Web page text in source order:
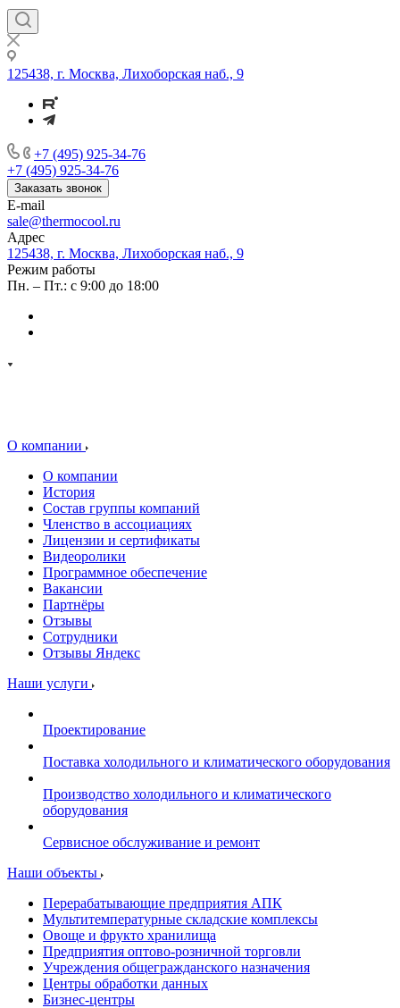
125438, г. Москва, Лихоборская наб., 9
+7 (495) 925-34-76
+7 (495) 925-34-76
Заказать звонок
E-mail
sale@thermocool.ru
Адрес
125438, г. Москва, Лихоборская наб., 9
Режим работы
Пн. – Пт.: с 9:00 до 18:00
О компании
О компании
История
Состав группы компаний
Членство в ассоциациях
Лицензии и сертификаты
Видеоролики
Программное обеспечение
Вакансии
Партнёры
Отзывы
Сотрудники
Отзывы Яндекс
Наши услуги
Проектирование
Поставка холодильного и климатического оборудования
Производство холодильного и климатического
оборудования
Сервисное обслуживание и ремонт
Наши объекты
Перерабатывающие предприятия АПК
Мультитемпературные складские комплексы
Овоще и фрукто хранилища
Предприятия оптово-розничной торговли
Учреждения общегражданского назначения
Центры обработки данных
Бизнес-центры